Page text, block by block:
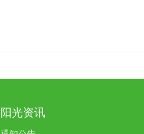
阳光资讯